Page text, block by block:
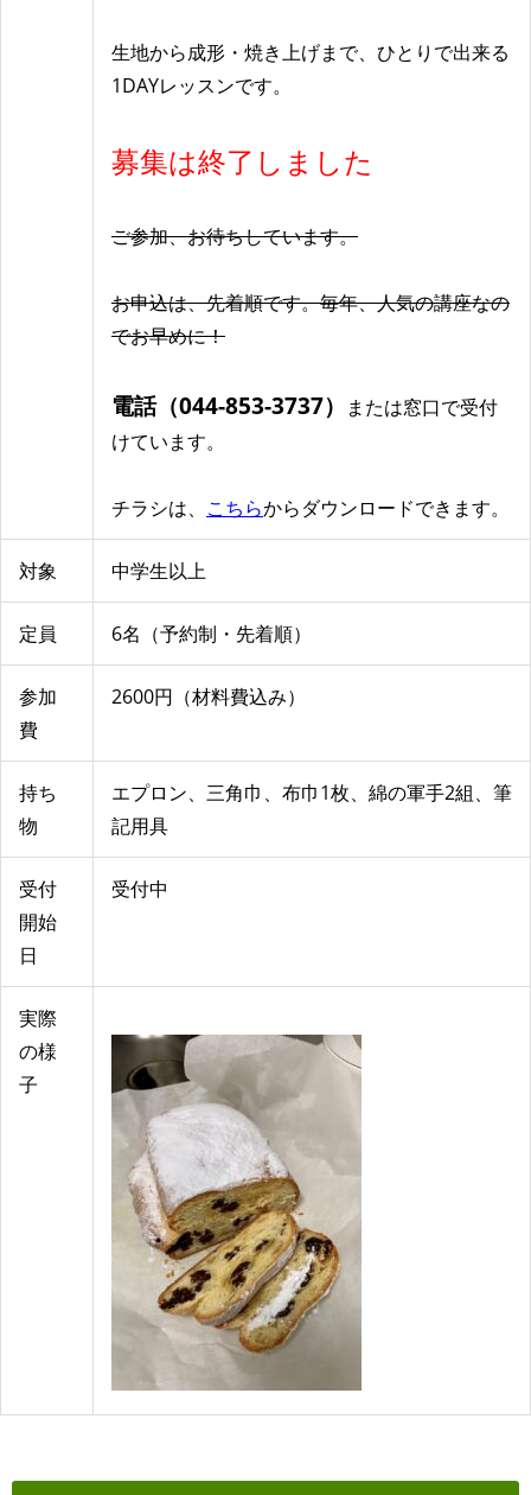
生地から成形・焼き上げまで、ひとりで出来る
1DAYレッスンです。
募集は終了しました
ご参加、お待ちしています。
お申込は、先着順です。毎年、人気の講座なの
でお早めに！
電話（044-853-3737）
または窓口で受付
けています。
チラシは、 こちらからダウンロードできます。
対象 中学生以上
定員 6名（予約制・先着順）
参加
費
2600円（材料費込み）
持ち
物
エプロン、三角巾、布巾1枚、綿の軍手2組、筆
記用具
受付
開始
日
受付中
実際
の様
子